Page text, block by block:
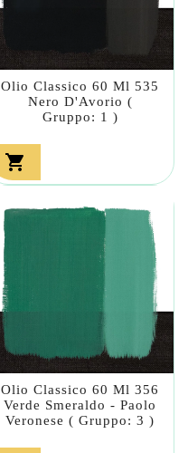
Olio Classico 60 Ml 535
Nero D'Avorio (
Gruppo: 1 )

Olio Classico 60 Ml 356
Verde Smeraldo - Paolo
Veronese ( Gruppo: 3 )